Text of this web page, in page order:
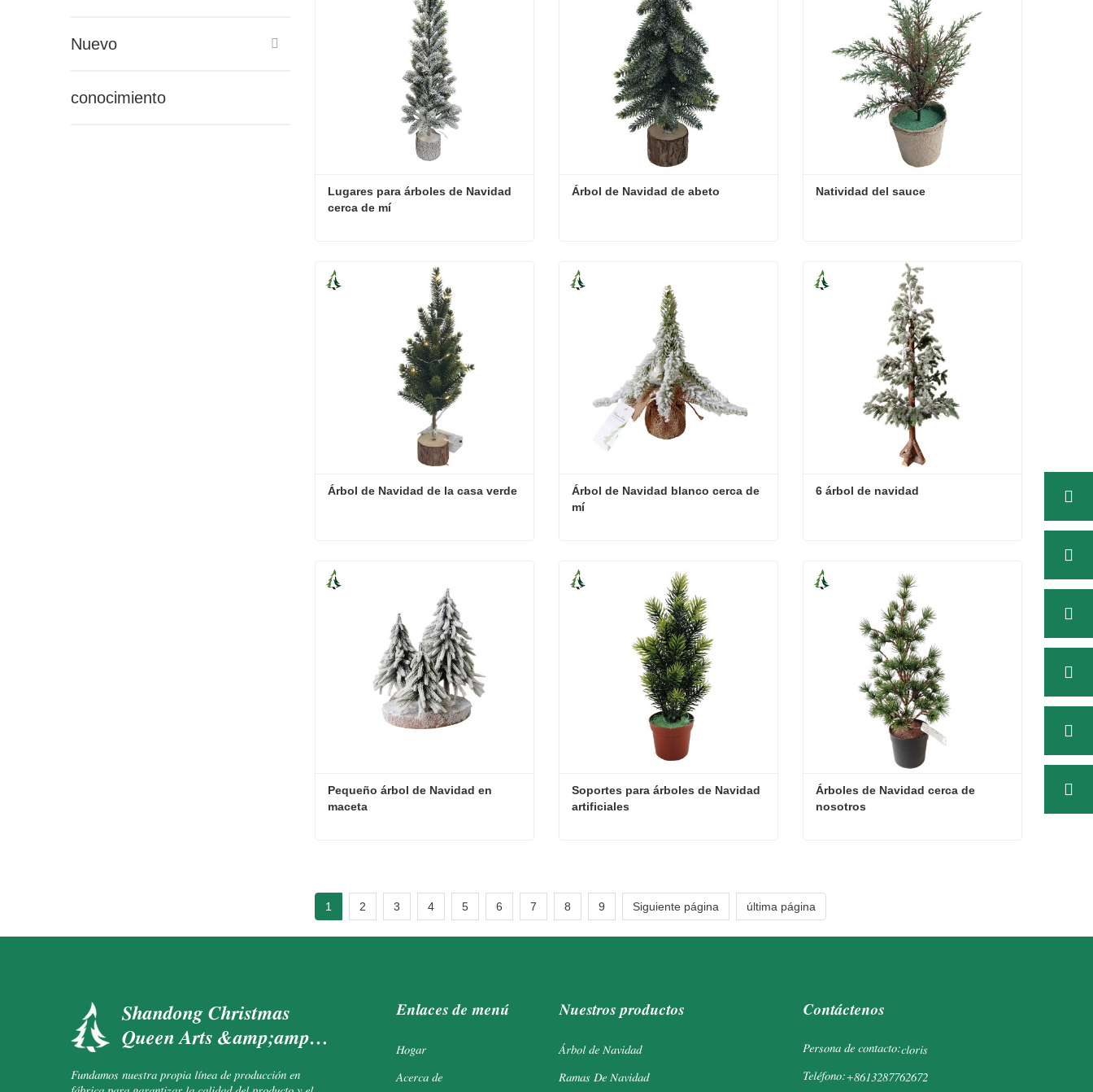
Nuevo
conocimiento
Lugares para árboles de Navidad
cerca de mí
Contacta ahora
Árbol de Navidad de abeto
Contacta ahora
Natividad del sauce
Natividad del sauce
Contacta ahora
Árbol de Navidad de la casa verde
Contacta ahora
Árbol de Navidad blanco cerca de
mí
Contacta ahora
6 árbol de navidad
Contacta ahora
Pequeño árbol de Navidad en
maceta
Soportes para árboles de Navidad
artificiales
Árboles de Navidad cerca de
nosotros
1
2 3 4 5 6 7 8 9 Siguiente página última página
Shandong Christmas
Queen Arts &amp;amp;
Fundamos nuestra propia línea de producción en
Enlaces de menú
Hogar
Acerca de
Nuestros productos
Árbol de Navidad
Ramas De Navidad
Contáctenos
Persona de contacto:cloris
Teléfono:+8613287762672